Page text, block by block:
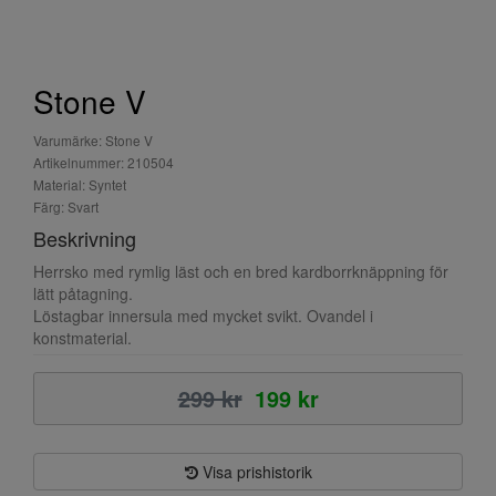
Stone V
Varumärke: Stone V
Artikelnummer: 210504
Material: Syntet
Färg: Svart
Beskrivning
Herrsko med rymlig läst och en bred kardborrknäppning för
lätt påtagning.
Löstagbar innersula med mycket svikt. Ovandel i
konstmaterial.
299 kr 199 kr
Visa prishistorik